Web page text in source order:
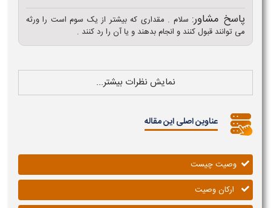
پاسخ مشاور: سلام . مقداری که بیشتر از یک سوم است را ورثه
می توانند قبول کنند و انجام بدهند و یا آن را رد کنند .
نمایش نظرات بیشتر...
عناوین اصلی این مقاله
وصیت چیست
ارکان وصیت